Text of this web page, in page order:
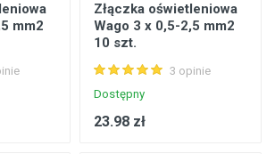
mm2
Złączka oświetleniowa
Wago 3 x 0,5-2,5 mm2
10 szt.
3 opinie
Dostępny
23.98 zł